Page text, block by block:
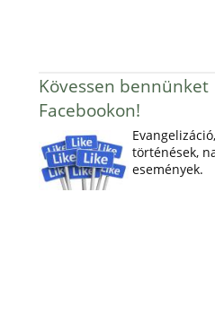
Kövessen bennünket
Facebookon!
történések,
események.